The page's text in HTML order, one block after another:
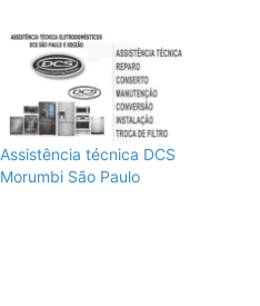
Assistência técnica DCS
Morumbi São Paulo